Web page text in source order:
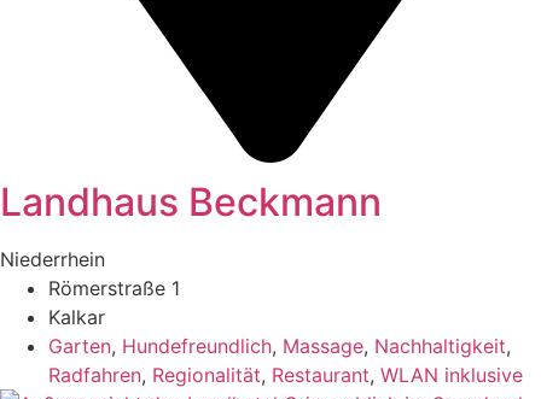
Landhaus Beckmann
Niederrhein
Römerstraße 1
Kalkar
Garten, Hundefreundlich, Massage, Nachhaltigkeit,
Radfahren, Regionalität, Restaurant, WLAN inklusive